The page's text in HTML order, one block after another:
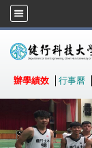
辦學績效 行事曆